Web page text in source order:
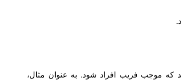
که موجب فریب افراد شود. به عنوان مثال،